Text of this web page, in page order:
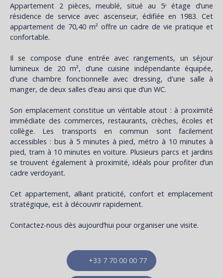
Appartement 2 pièces, meublé, situé au 5ᵉ étage d’une
résidence de service avec ascenseur, édifiée en 1983. Cet
appartement de 70,40 m² offre un cadre de vie pratique et
confortable.
Il se compose d’une entrée avec rangements, un séjour
lumineux de 20 m², d’une cuisine indépendante équipée,
d'une chambre fonctionnelle avec dressing, d'une salle à
manger, de deux salles d’eau ainsi que d’un WC.
Son emplacement constitue un véritable atout : à proximité
immédiate des commerces, restaurants, crèches, écoles et
collège. Les transports en commun sont facilement
accessibles : bus à 5 minutes à pied, métro à 10 minutes à
pied, tram à 10 minutes en voiture. Plusieurs parcs et jardins
se trouvent également à proximité, idéals pour profiter d’un
cadre verdoyant.
Cet appartement, alliant praticité, confort et emplacement
stratégique, est à découvrir rapidement.
Contactez-nous dès aujourd’hui pour organiser une visite.
+33 7 70 00 00 77